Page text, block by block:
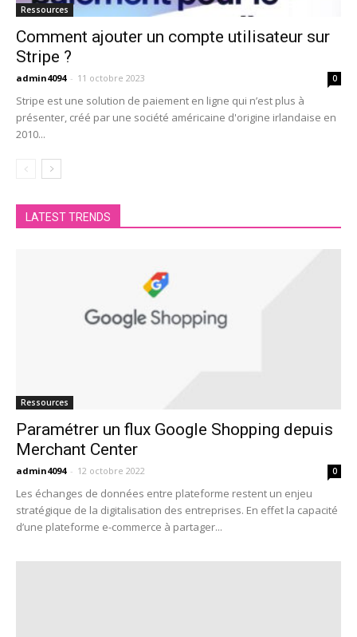
Ressources
Comment ajouter un compte utilisateur sur
Stripe ?
admin4094 - 11 octobre 2023 0
Stripe est une solution de paiement en ligne qui n’est plus à
présenter, créé par une société américaine d'origine irlandaise en
2010...
LATEST TRENDS
Ressources
Paramétrer un flux Google Shopping depuis
Merchant Center
admin4094 - 12 octobre 2022 0
Les échanges de données entre plateforme restent un enjeu
stratégique de la digitalisation des entreprises. En effet la capacité
d’une plateforme e-commerce à partager...